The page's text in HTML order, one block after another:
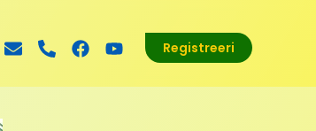
Registreeri